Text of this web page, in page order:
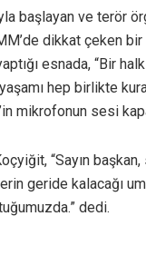
başlayan ve terör
dikkat çeken
esnada, “Bir
hep birlikte
mikrofonun sesi
“Sayın
geride kalacağı
dedi.